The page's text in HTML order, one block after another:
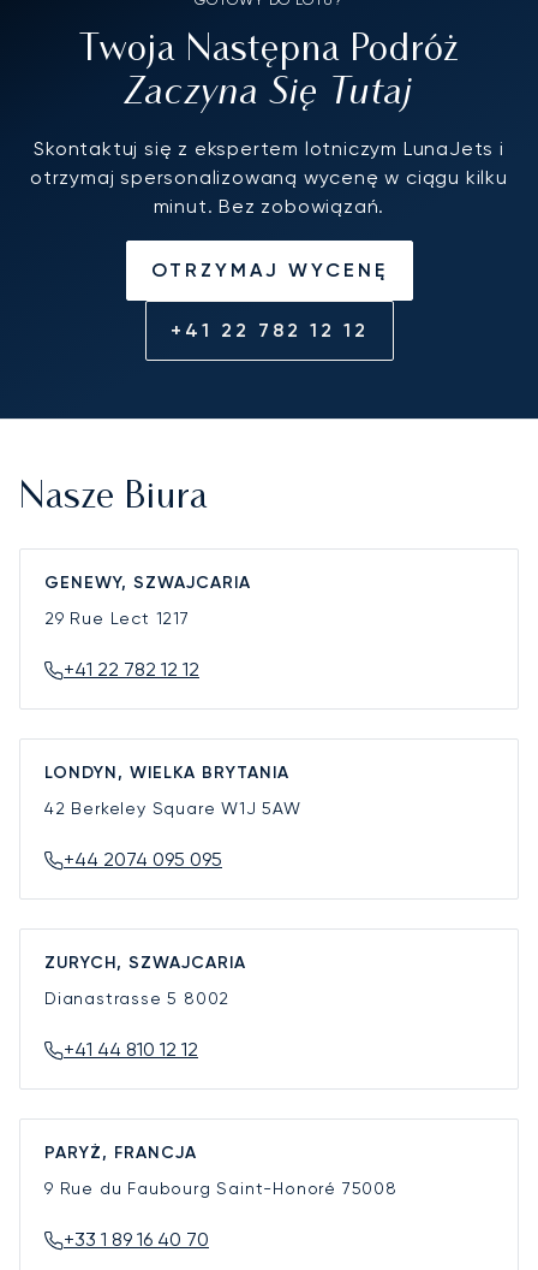
Twoja Następna Podróż
Zaczyna Się Tutaj
Skontaktuj się z ekspertem lotniczym LunaJets i
otrzymaj spersonalizowaną wycenę w ciągu kilku
minut. Bez zobowiązań.
OTRZYMAJ WYCENĘ
+41 22 782 12 12
Nasze Biura
GENEWY, SZWAJCARIA
29 Rue Lect 1217
+41 22 782 12 12
LONDYN, WIELKA BRYTANIA
42 Berkeley SquareW1J 5AW
+44 2074 095 095
ZURYCH, SZWAJCARIA
Dianastrasse 5 8002
+41 44 810 12 12
PARYŻ, FRANCJA
9 Rue du Faubourg Saint-Honoré 75008
+33 1 89 16 40 70